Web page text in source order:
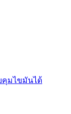
คุมไขมันได้